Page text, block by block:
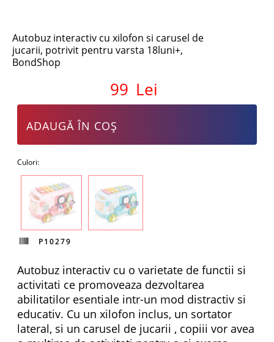
Autobuz interactiv cu xilofon si carusel de
jucarii, potrivit pentru varsta 18luni+,
BondShop
99 Lei
ADAUGĂ ÎN COȘ
Culori:
P10279
Autobuz interactiv cu o varietate de functii si
activitati ce promoveaza dezvoltarea
abilitatilor esentiale intr-un mod distractiv si
educativ. Cu un xilofon inclus, un sortator
lateral, si un carusel de jucarii , copiii vor avea